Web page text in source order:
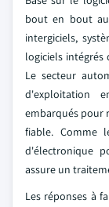
bout en bout
intergiciels,
logiciels intégrés
Le secteur
d'exploitation
embarqués pour
fiable. Comme
d'électronique
assure un
Les réponses à